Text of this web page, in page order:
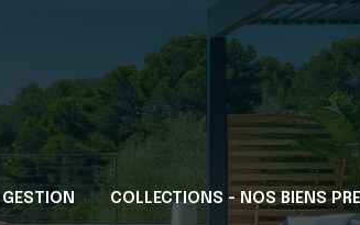
GESTION COLLECTIONS - NOS BIENS